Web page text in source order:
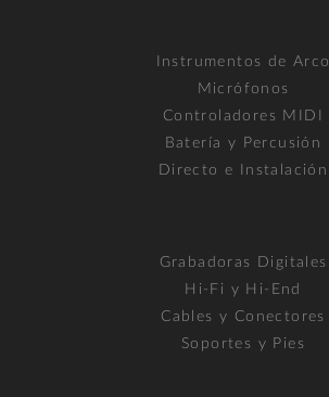
Instrumentos de Arco
Micrófonos
Controladores MIDI
Batería y Percusión
Directo e Instalación
Grabadoras Digitales
Hi-Fi y Hi-End
Cables y Conectores
Soportes y Pies